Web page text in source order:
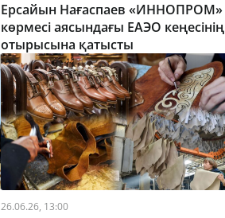
Ерсайын Нағаспаев «ИННОПРОМ»
көрмесі аясындағы ЕАЭО кеңесінің
отырысына қатысты
26.06.26, 13:00